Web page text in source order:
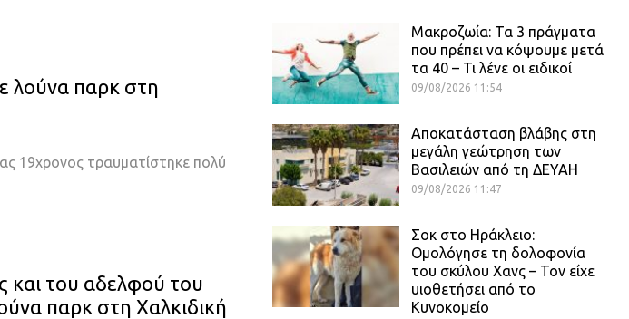
λούνα παρκ στη
19χρονος τραυματίστηκε πολύ
και του αδελφού του
παρκ στη Χαλκιδική
Μακροζωία: Τα 3 πράγματα
που πρέπει να κόψουμε μετά
τα 40 – Τι λένε οι ειδικοί
09/08/2026 11:54
Αποκατάσταση βλάβης στη
μεγάλη γεώτρηση των
Βασιλειών από τη ΔΕΥΑΗ
09/08/2026 11:47
Σοκ στο Ηράκλειο:
Ομολόγησε τη δολοφονία
του σκύλου Χανς – Τον είχε
υιοθετήσει από το
Κυνοκομείο